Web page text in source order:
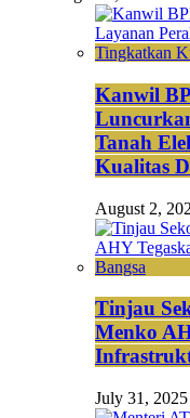
Kanwil
Tanah
Kualitas
August 2,
Tinjau
Menko
July 31, 2025